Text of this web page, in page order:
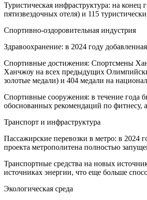
Туристическая инфраструктура: на конец
пятизвездочных отеля) и 115
Спортивно-оздоровительная индустрия
Здравоохранение: в 2024 году
Спортивные достижения: Спортсмены
Ханчжоу на всех предыдущих
золотые медали) и 404 медали на
Спортивные сооружения: в течение года
обоснованных рекомендаций по
Транспорт и инфраструктура
Пассажирские перевозки в метро: в 2024
проекта метрополитена полностью
Транспортные средства на новых
источниках энергии, что еще больше
Экологическая среда